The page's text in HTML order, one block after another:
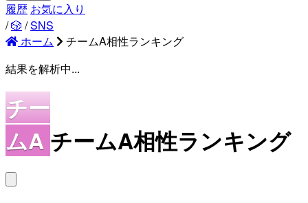
履歴 お気に入り
/🎲 /SNS
ホーム
チームA相性ランキング
結果を解析中...
チー
ムA チームA相性ランキング